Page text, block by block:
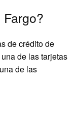
de crédito de
de las tarjetas
de las